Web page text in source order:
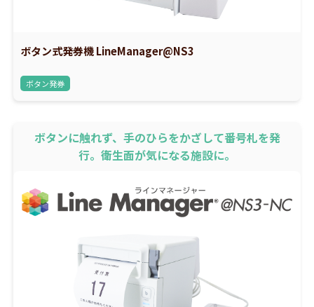
ボタン式発券機 LineManager@NS3
ボタン発券
ボタンに触れず、手のひらをかざして番号札を発
行。衛生面が気になる施設に。